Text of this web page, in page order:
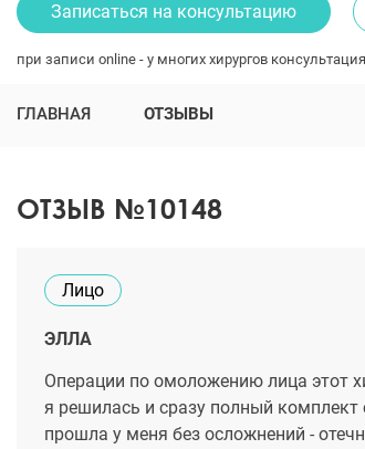
Записаться на консультацию
при записи online - у многих хирургов
ГЛАВНАЯ ОТЗЫВЫ
ОТЗЫВ №10148
Лицо
ЭЛЛА
Операции по омоложению лица этот
я решилась и сразу полный
прошла у меня без осложнений -